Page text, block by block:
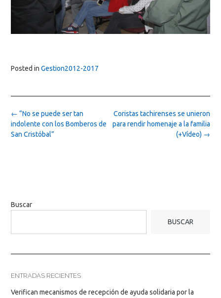
Posted in Gestion2012-2017
Post
navigation
Coristas tachirenses se unieron
para rendir homenaje a la familia
(+Vídeo) →
← “No se puede ser tan
indolente con los Bomberos de
San Cristóbal”
Buscar
BUSCAR
ENTRADAS RECIENTES
Verifican mecanismos de recepción de ayuda solidaria por la